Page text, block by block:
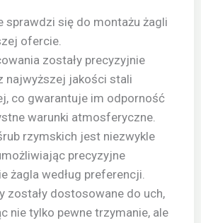
sprawdzi się do montażu żagli
ofercie.
zostały precyzyjnie
najwyższej jakości stali
co gwarantuje im odporność
warunki atmosferyczne.
rzymskich jest niezwykle
precyzyjne
żagla według preferencji.
zostały dostosowane do uch,
nie tylko pewne trzymanie, ale